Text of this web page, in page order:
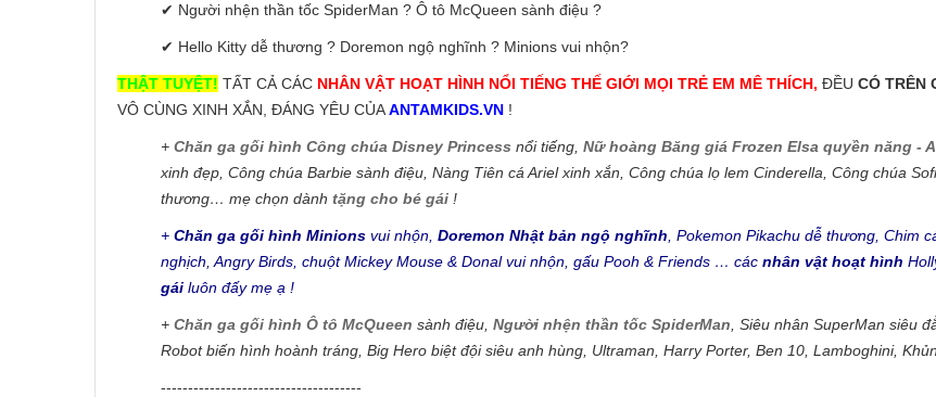
✔ Người nhện thần tốc SpiderMan ? Ô tô McQueen sành điệu ?
✔ Hello Kitty dễ thương ? Doremon ngộ nghĩnh ? Minions vui nhộn?
THẬT TUYỆT! TẤT CẢ CÁC NHÂN VẬT HOẠT HÌNH NỔI TIẾNG THẾ GIỚI MỌI TRẺ EM MÊ THÍCH, ĐỀU CÓ TRÊN
VÔ CÙNG XINH XẮN, ĐÁNG YÊU CỦAANTAMKIDS.VN !
+ Chăn ga gối hình Công chúa Disney Princess nổi tiếng, Nữ hoàng Băng giá Frozen Elsa quyền năng -
xinh đẹp, Công chúa Barbie sành điệu, Nàng Tiên cá Ariel xinh xắn, Công chúa lọ lem Cinderella, Công chúa
thương… mẹ chọn dành tặng cho bé gái !
+ Chăn ga gối hình Minions vui nhộn, Doremon Nhật bản ngộ nghĩnh , Pokemon Pikachu dễ thương, Chim
nghịch, Angry Birds, chuột Mickey Mouse & Donal vui nhộn, gấu Pooh & Friends … các nhân vật hoạt hình
gái luôn đấy mẹ ạ !
+ Chăn ga gối hình Ô tô McQueen sành điệu, Người nhện thần tốc SpiderMan , Siêu nhân SuperMan siêu
Robot biến hình hoành tráng, Big Hero biệt đội siêu anh hùng, Ultraman, Harry Porter, Ben 10, Lamboghini,
-------------------------------------